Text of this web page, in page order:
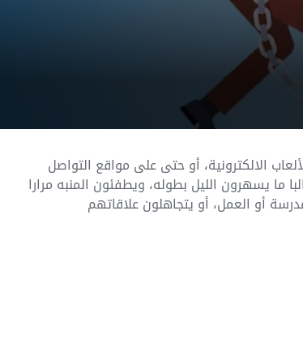
الالكترونية، أو حتى على مواقع التواصل
ما يسهرون الليل بطوله، ويطفئون المنبه مرارا
أو العمل، أو يتجاهلون علاقاتهم